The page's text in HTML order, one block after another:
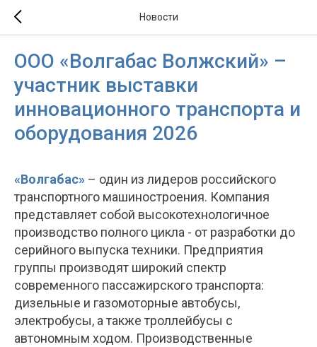
Новости
ООО «Волгабас Волжский» –
участник выставки
инновационного транспорта и
оборудования 2026
«Волгабас» – один из лидеров российского
транспортного машиностроения. Компания
представляет собой высокотехнологичное
производство полного цикла - от разработки до
серийного выпуска техники. Предприятия
группы производят широкий спектр
современного пассажирского транспорта:
дизельные и газомоторные автобусы,
электробусы, а также троллейбусы с
автономным ходом. Производственные